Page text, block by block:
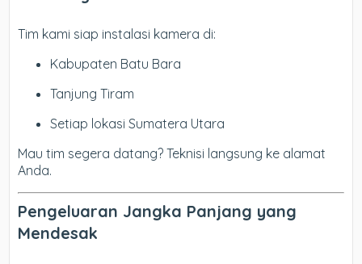
Tim kami siap instalasi kamera di:
Kabupaten Batu Bara
Tanjung Tiram
Setiap lokasi Sumatera Utara
Mau tim segera datang? Teknisi langsung ke alamat
Anda.
Pengeluaran Jangka Panjang yang
Mendesak